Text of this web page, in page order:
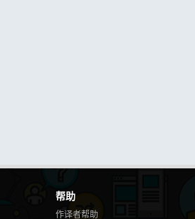
帮助
作译者帮助